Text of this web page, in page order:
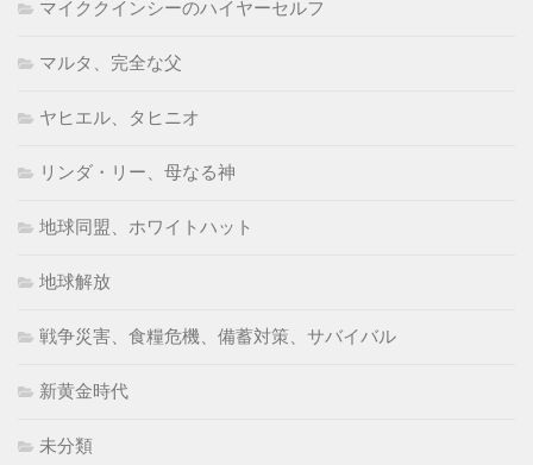
マイククインシーのハイヤーセルフ
マルタ、完全な父
ヤヒエル、タヒニオ
リンダ・リー、母なる神
地球同盟、ホワイトハット
地球解放
戦争災害、食糧危機、備蓄対策、サバイバル
新黄金時代
未分類